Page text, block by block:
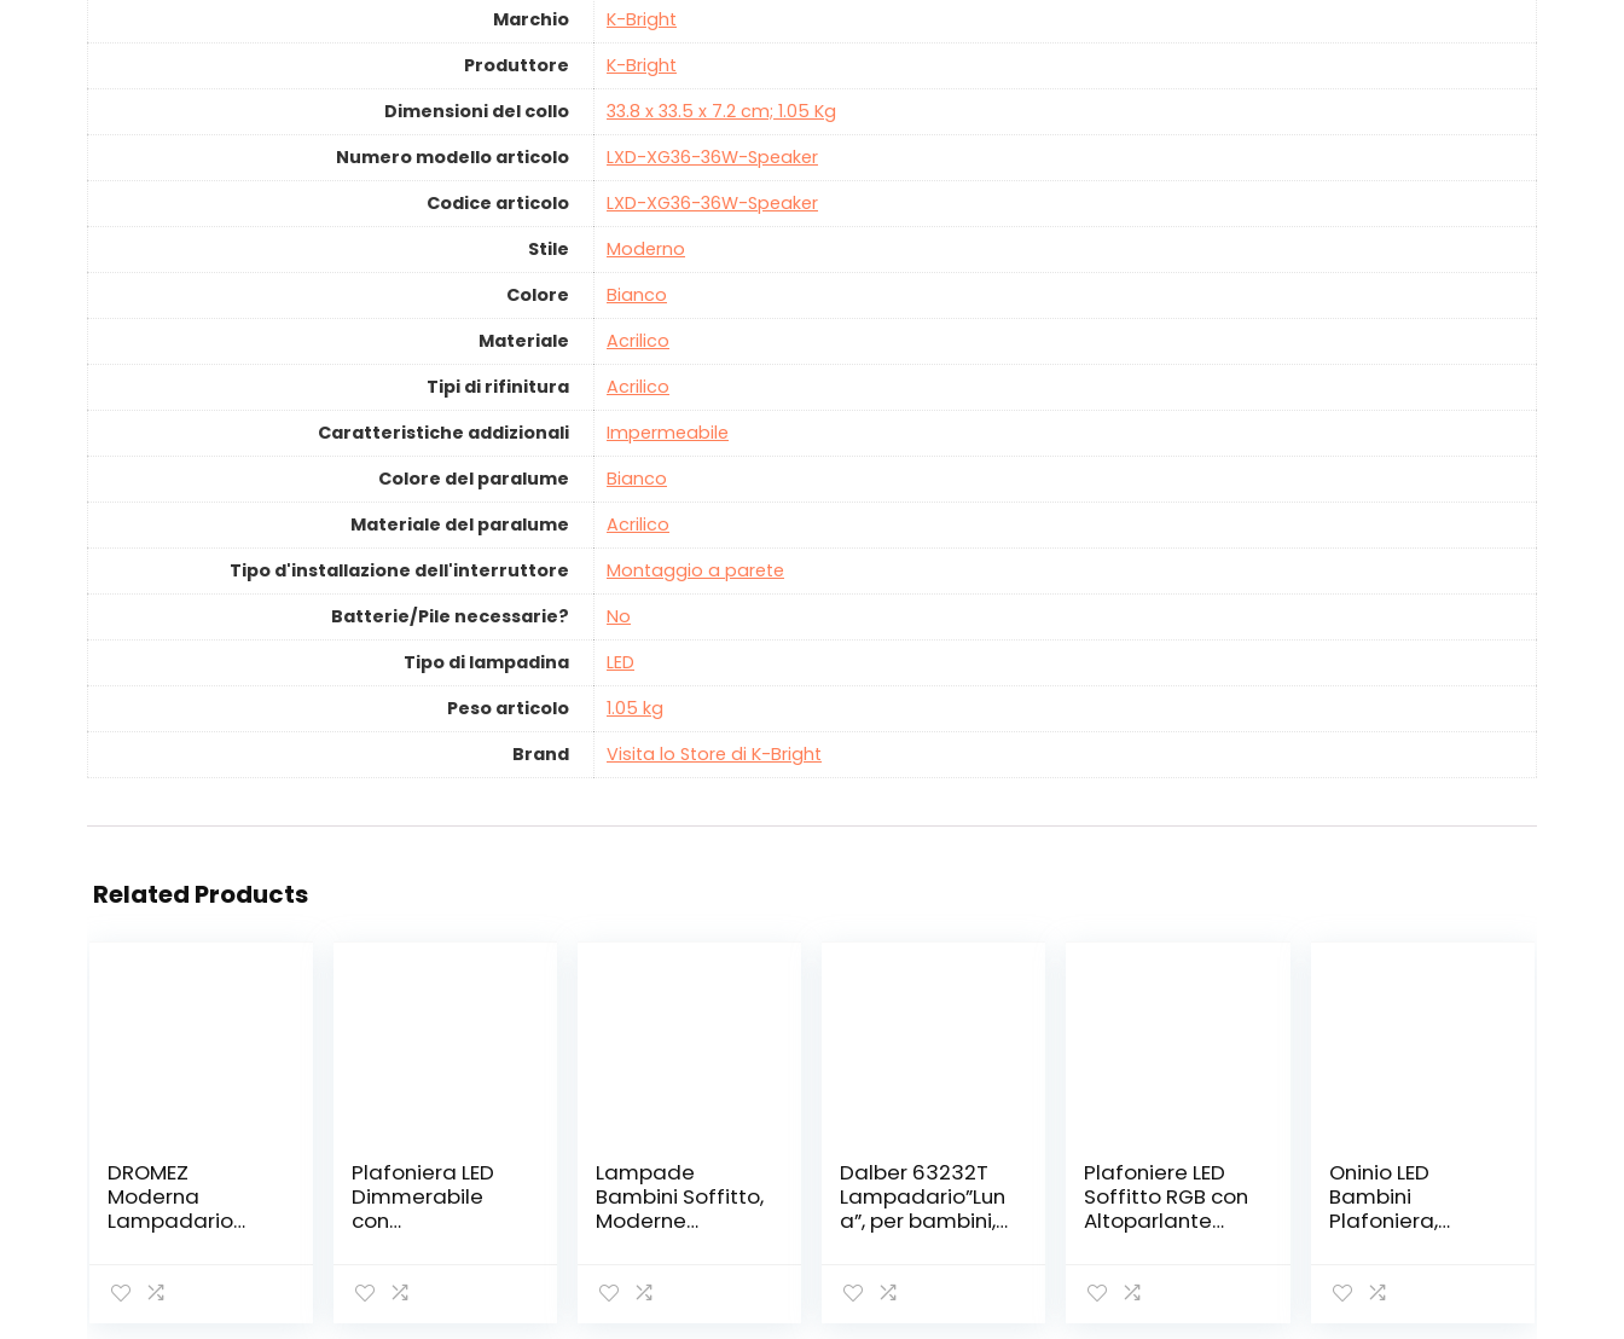
Marchio
‎K-Bright
Produttore
‎K-Bright
Dimensioni del collo
‎33.8 x 33.5 x 7.2 cm; 1.05 Kg
Numero modello articolo
‎LXD-XG36-36W-Speaker
Codice articolo
‎LXD-XG36-36W-Speaker
Stile
‎Moderno
Colore
‎Bianco
Materiale
‎Acrilico
Tipi di rifinitura
‎Acrilico
Caratteristiche addizionali
‎Impermeabile
Colore del paralume
‎Bianco
Materiale del paralume
‎Acrilico
Tipo d'installazione dell'interruttore
‎Montaggio a parete
Batterie/Pile necessarie?
‎No
Tipo di lampadina
‎LED
Peso articolo
‎1.05 kg
Brand
Visita lo Store di K-Bright
Related Products
DROMEZ
Moderna
Lampadario
Dimmerabile
Plafoniera LED
Dimmerabile
con
Cameretta
Lampade
Bambini Soffitto,
Moderne
Bambini
Dalber 63232T
Lampadario”Lun
a”, per bambini,
incandescenza,
Plafoniere LED
Soffitto RGB con
Altoparlante
Dimmerabile
Oninio LED
Bambini
Plafoniera,
Incasso con